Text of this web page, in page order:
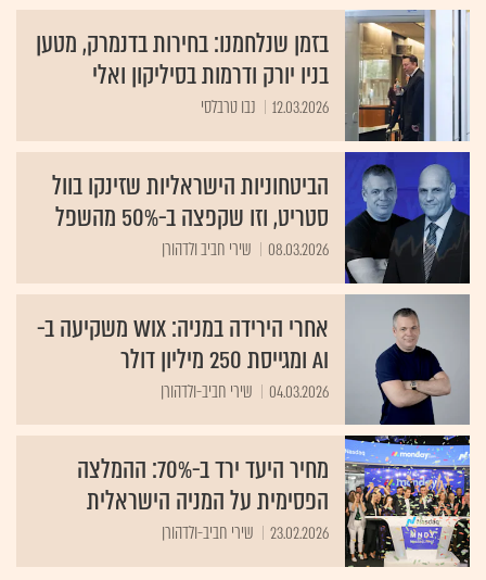
בזמן שנלחמנו: בחירות בדנמרק, מטען
בניו יורק ודרמות בסיליקון ואלי
12.03.2026 נבו טרבלסי
הביטחוניות הישראליות שזינקו בוול
סטריט, וזו שקפצה ב-50% מהשפל
08.03.2026 שירי חביב ולדהורן
אחרי הירידה במניה: Wix משקיעה ב-
AI ומגייסת 250 מיליון דולר
04.03.2026 שירי חביב-ולדהורן
מחיר היעד ירד ב-70%: ההמלצה
הפסימית על המניה הישראלית
23.02.2026 שירי חביב-ולדהורן